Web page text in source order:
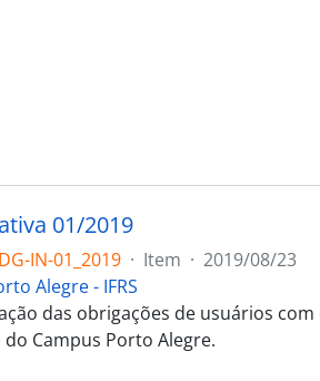
01/2019
IN-01_2019 · Item · 2019/08/23
Alegre - IFRS
das obrigações de usuários com
do Campus Porto Alegre.